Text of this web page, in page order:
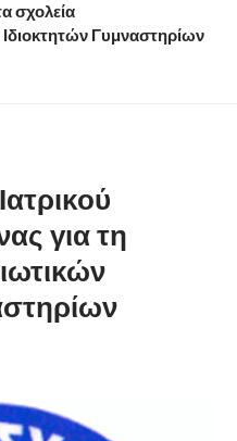
σχολεία
Γυμναστηρίων
για τη